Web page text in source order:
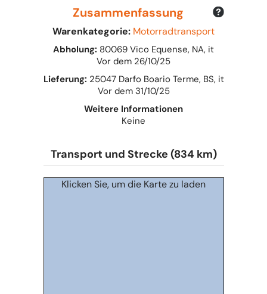
Zusammenfassung
Warenkategorie: Motorradtransport
Abholung: 80069 Vico Equense, NA, it
Vor dem 26/10/25
Lieferung: 25047 Darfo Boario Terme, BS, it
Vor dem 31/10/25
Weitere Informationen
Keine
Transport und Strecke (834 km)
Klicken Sie, um die Karte zu laden